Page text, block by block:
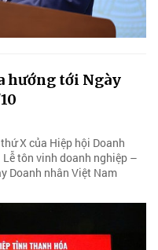
hướng tới Ngày
X của Hiệp hội Doanh
tôn vinh doanh nghiệp –
Doanh nhân Việt Nam